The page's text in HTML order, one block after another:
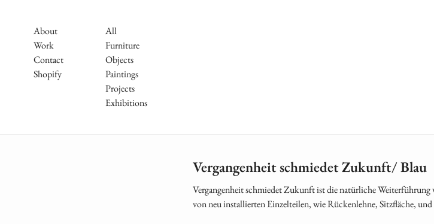
Main
Navigation
About
Work
Contact
Shopify
All
Furniture
Objects
Paintings
Projects
Exhibitions
Vergangenheit schmiedet Zukunft/ Blau
Vergangenheit schmiedet Zukunft ist die natürliche Weiterführung
von neu installierten Einzelteilen, wie Rückenlehne, Sitzfläche, und